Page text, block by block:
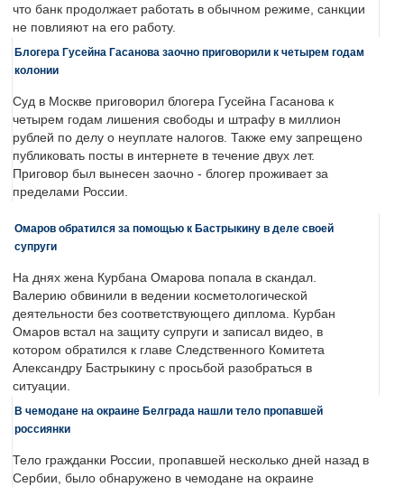
что банк продолжает работать в обычном режиме, санкции
не повлияют на его работу.
Блогера Гусейна Гасанова заочно приговорили к четырем годам
колонии
Суд в Москве приговорил блогера Гусейна Гасанова к
четырем годам лишения свободы и штрафу в миллион
рублей по делу о неуплате налогов. Также ему запрещено
публиковать посты в интернете в течение двух лет.
Приговор был вынесен заочно - блогер проживает за
пределами России.
Омаров обратился за помощью к Бастрыкину в деле своей
супруги
На днях жена Курбана Омарова попала в скандал.
Валерию обвинили в ведении косметологической
деятельности без соответствующего диплома. Курбан
Омаров встал на защиту супруги и записал видео, в
котором обратился к главе Следственного Комитета
Александру Бастрыкину с просьбой разобраться в
ситуации.
В чемодане на окраине Белграда нашли тело пропавшей
россиянки
Тело гражданки России, пропавшей несколько дней назад в
Сербии, было обнаружено в чемодане на окраине